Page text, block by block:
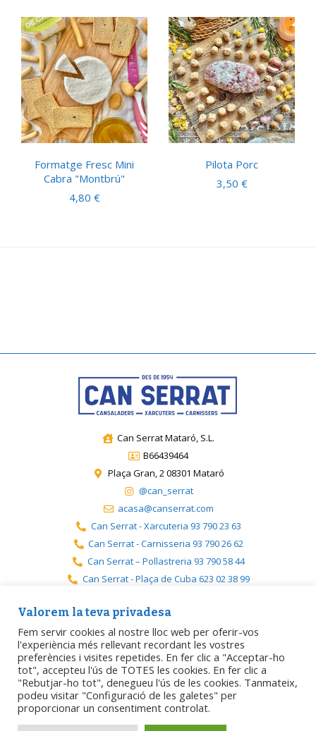
Formatge Fresc Mini
Cabra "Montbrú"
4,80 €
Pilota Porc
3,50 €
Can Serrat Mataró, S.L.
B66439464
Plaça Gran, 2 08301 Mataró
@can_serrat
acasa@canserrat.com
Can Serrat - Xarcuteria 93 790 23 63
Can Serrat - Carnisseria 93 790 26 62
Can Serrat – Pollastreria 93 790 58 44
Can Serrat - Plaça de Cuba 623 02 38 99
Avís legal Política de privacitat Política de cookies
Accessibilitat
Dissenyat perMatarogroc / ProjecteDigital
Valorem la teva privadesa
Fem servir cookies al nostre lloc web per oferir-vos
l'experiència més rellevant recordant les vostres
preferències i visites repetides. En fer clic a "Acceptar-ho
tot", accepteu l'ús de TOTES les cookies. En fer clic a
"Rebutjar-ho tot", denegueu l'ús de les cookies. Tanmateix,
podeu visitar "Configuració de les galetes" per
proporcionar un consentiment controlat.